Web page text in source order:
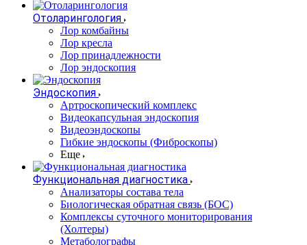
Отоларингология
Лор комбайны
Лор кресла
Лор принадлежности
Лор эндоскопия
Эндоскопия
Артроскопический комплекс
Видеокапсульная эндоскопия
Видеоэндоскопы
Гибкие эндоскопы (Фиброcкопы)
Еще
Функциональная диагностика
Анализаторы состава тела
Биологическая обратная связь (БОС)
Комплексы суточного мониторирования
(Холтеры)
Метаболографы